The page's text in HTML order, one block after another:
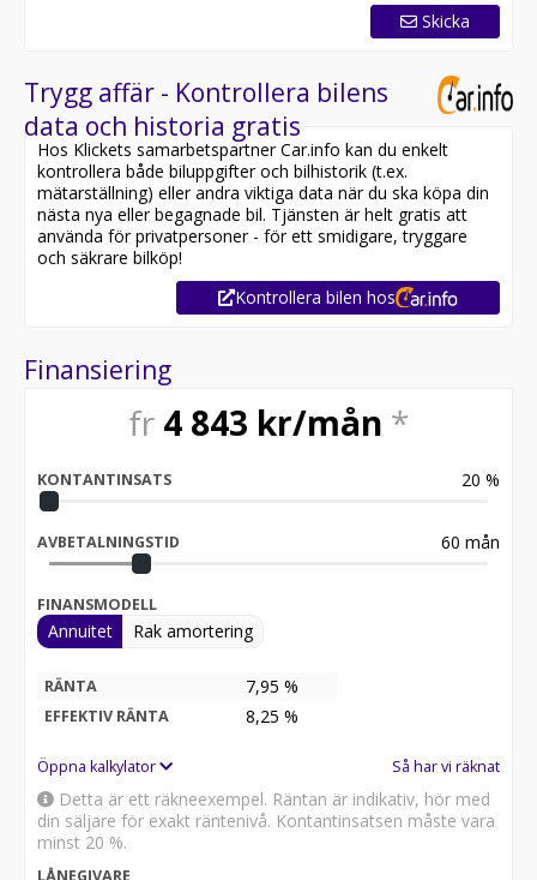
- Backkamera & Parkeringssensorer fram/bak
- Apple CarPlay & Android Auto
Övrig information om bilen:
Vid blandad körning är förbrukning endast 0.52 l/mil
Besiktigad till och med 2027-07-31
Endast två tidigare brukare
Möjlighet till 12-60 månaders garanti
Besök
• Se närbilder och film på bilen
• Få mer info om utrustning och tillval
Därför ska du välja Riddermark Bil Linköping:
* Störst i Sverige på begagnade bilar
* Erbjuder hemleverans i hela Sverige
* Över 10 tusen omdömen på Trustpilot
* Våra bilar är testade på över 100 punkter
Registreringsavgift på 1495kr tillkommer.
Leverans av din nya bil direkt till din dörr inom 24
timmar! Vi tar även hand om ditt inbyte. Vill du se mer?
Kontakta oss för fler bilder och videor.
RIDDERMARK BIL TRYGGHETSPAKET:
Skicka
Trygg affär - Kontrollera bilens
data och historia gratis
Hos Klickets samarbetspartner Car.info kan du enkelt
kontrollera både biluppgifter och bilhistorik (t.ex.
mätarställning) eller andra viktiga data när du ska köpa din
nästa nya eller begagnade bil. Tjänsten är helt gratis att
använda för privatpersoner - för ett smidigare, tryggare
och säkrare bilköp!
Kontrollera bilen hos
Finansiering
fr 4 843 kr/mån *
KONTANTINSATS 20 %
AVBETALNINGSTID 60 mån
FINANSMODELL
Annuitet Rak amortering
RÄNTA 7,95 %
EFFEKTIV RÄNTA 8,25 %
Öppna kalkylator Så har vi räknat
Detta är ett räkneexempel. Räntan är indikativ, hör med
din säljare för exakt räntenivå. Kontantinsatsen måste vara
minst 20 %.
LÅNEGIVARE